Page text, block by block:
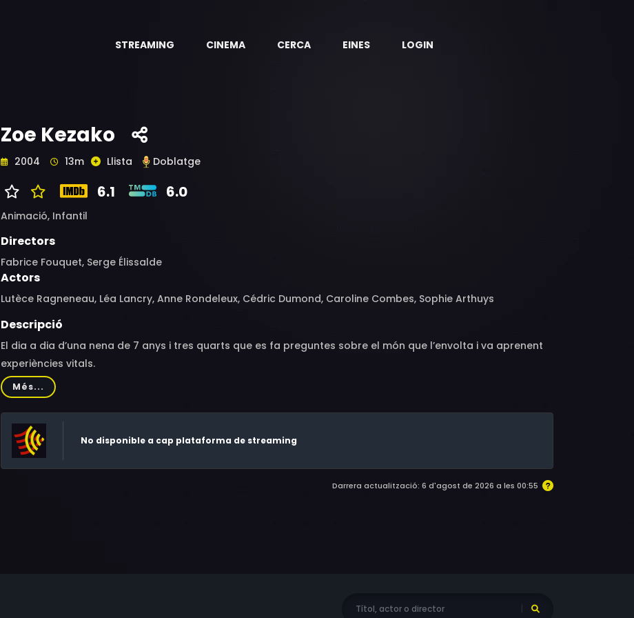
STREAMING CINEMA CERCA EINES LOGIN
Zoe Kezako
2004 13m Llista Doblatge
6.1 6.0
Animació, Infantil
Directors
Fabrice Fouquet, Serge Élissalde
Actors
Lutèce Ragneneau, Léa Lancry, Anne Rondeleux, Cédric Dumond, Caroline Combes, Sophie Arthuys
Descripció
El dia a dia d’una nena de 7 anys i tres quarts que es fa preguntes sobre el món que l’envolta i va aprenent
experiències vitals.
Més...
No disponible a cap plataforma de streaming
Darrera actualització: 6 d'agost de 2026 a les 00:55